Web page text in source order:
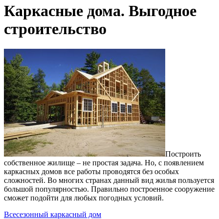
Каркасные дома. Выгодное
строительство
Построить
собственное жилище – не простая задача. Но, с появлением
каркасных домов все работы проводятся без особых
сложностей. Во многих странах данный вид жилья пользуется
большой популярностью. Правильно построенное сооружение
сможет подойти для любых погодных условий.
Всесезонный каркасный дом